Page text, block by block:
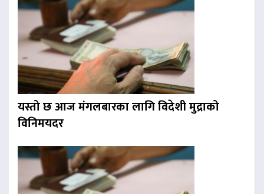
यस्तो छ आज मंगलबारका लागि विदेशी मुद्राको
विनिमयदर